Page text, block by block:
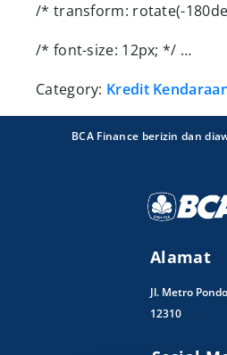
/* transform: rotate(-
/* font-size: 12px; */ …
Category: Kredit
BCA Finance berizin dan
Alamat
Jl. Metro
12310